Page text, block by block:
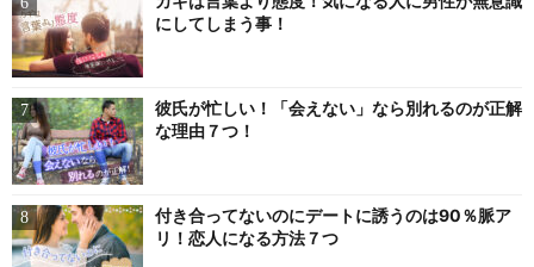
にしてしまう事！
彼氏が忙しい！「会えない」なら別れるのが正解
な理由７つ！
付き合ってないのにデートに誘うのは90％脈ア
リ！恋人になる方法７つ